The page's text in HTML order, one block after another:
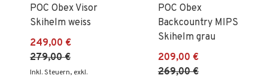
POC Obex Visor
Skihelm weiss
249,00 €
279,00 €
Inkl. Steuern, exkl.
POC Obex
Backcountry MIPS
Skihelm grau
209,00 €
269,00 €